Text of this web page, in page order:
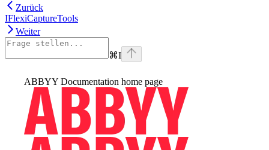
Zurück
IFlexiCaptureTools
Weiter
⌘I
ABBYY Documentation home page